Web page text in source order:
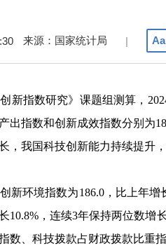
来源：国家统计局 | Aa
指数研究》课题组测算，
出指数和创新成效指数分别为
，我国科技创新能力持续提升
新环境指数为186.0，比上年增
10.8% ，连续3年保持两位数增
数、科技拨款占财政拨款比重